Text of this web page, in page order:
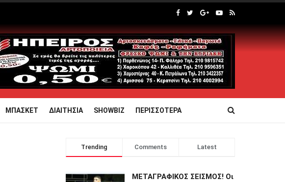
ΜΠΑΣΚΕΤ ΔΙΑΙΤΗΣΙΑ SHOWBIZ ΠΕΡΙΣΣΟΤΕΡΑ
Trending Comments Latest
ΜΕΤΑΓΡΑΦΙΚΟΣ ΣΕΙΣΜΟΣ! Οι